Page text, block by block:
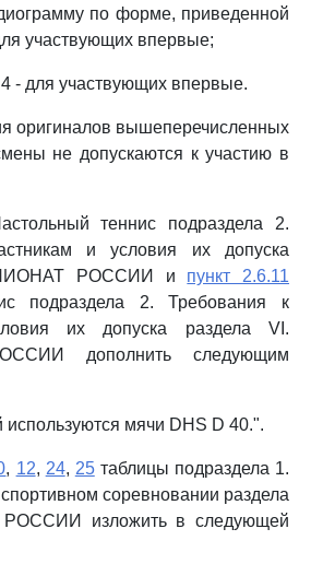
по форме, приведенной
участвующих впервые;
- для участвующих впервые.
оригиналов вышеперечисленных
не допускаются к участию в
теннис подраздела 2.
и условия их допуска
РОССИИ и пункт 2.6.11
подраздела 2. Требования к
их допуска раздела VI.
дополнить следующим
мячи DHS D 40.".
, 12, 24, 25таблицы подраздела 1.
соревновании раздела
изложить в следующей